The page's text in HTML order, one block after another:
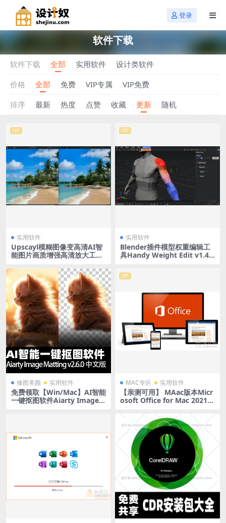
登录
软件下载
软件下载 全部 实用软件
设计类软件
价格
全部 免费 VIP专属
VIP免费
排序
最新 热度 点赞 收藏 更新 随机
VIP
实用软件
Upscayl模糊图像变高清AI智
能图片画质增强高清放大工具
VIP
实用软件
Blender插件模型权重编辑工
具Handy Weight Edit v1.4.4
修图美颜 实用软件
免费领取【Win/Mac】AI智能
一键抠图软件Aiarty Image
VIP
MAC专区 实用软件
【亲测可用】 MAac版本Micr
osoft Office for Mac 2021 1